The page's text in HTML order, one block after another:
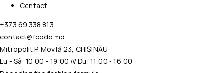
Contact
+373 69 338 813
contact@fcode.md
Mitropolit P. Movilă 23, CHIȘINĂU
Lu - Sâ: 10:00 - 19:00 /// Du: 11:00 - 16:00